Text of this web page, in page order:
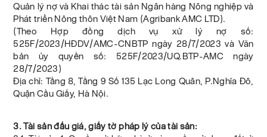
Quản lý nợ và Khai thác tài sản Ngân hàng Nông nghiệp và
Phát triển Nông thôn Việt Nam (Agribank AMC LTD).
(Theo Hợp đồng dịch vụ xử lý nợ số:
525F/2023/HĐDV/AMC-CNBTP ngày 28/7/2023 và Văn
bản ủy quyền số: 525F/2023/UQ.BTP-AMC ngày
28/7/2023)
Địa chỉ: Tầng 8, Tầng 9 Số 135 Lạc Long Quân, P.Nghĩa Đô,
Quận Cầu Giấy, Hà Nội.
3. Tài sản đấu giá, giấy tờ pháp lý của tài sản: